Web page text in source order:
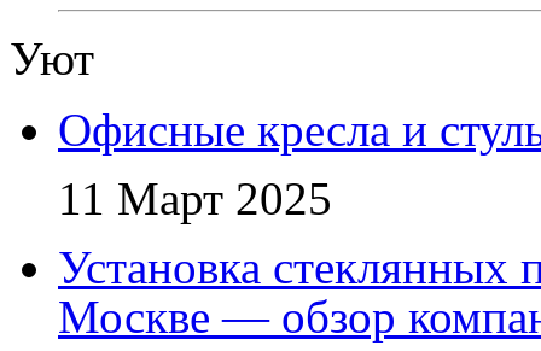
Уют
Офисные кресла и
11 Март 2025
Установка стеклянных
Москве — обзор